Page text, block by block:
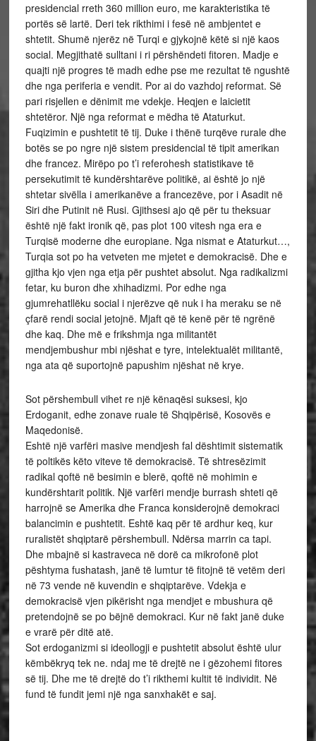
presidencial rreth 360 million euro, me karakteristika të
portës së lartë. Deri tek rikthimi i fesë në ambjentet e
shtetit. Shumë njerëz në Turqi e gjykojnë këtë si një kaos
social. Megjithatë sulltani i ri përshëndeti fitoren. Madje e
quajti një progres të madh edhe pse me rezultat të ngushtë
dhe nga periferia e vendit. Por ai do vazhdoj reformat. Së
pari risjellen e dënimit me vdekje. Heqjen e laicietit
shtetëror. Një nga reformat e mëdha të Ataturkut.
Fuqizimin e pushtetit të tij. Duke i thënë turqëve rurale dhe
botës se po ngre një sistem presidencial të tipit amerikan
dhe francez. Mirëpo po t’i referohesh statistikave të
persekutimit të kundërshtarëve politikë, ai është jo një
shtetar sivëlla i amerikanëve a francezëve, por i Asadit në
Siri dhe Putinit në Rusi. Gjithsesi ajo që për tu theksuar
është një fakt ironik që, pas plot 100 vitesh nga era e
Turqisë moderne dhe europiane. Nga nismat e Ataturkut…,
Turqia sot po ha vetveten me mjetet e demokracisë. Dhe e
gjitha kjo vjen nga etja për pushtet absolut. Nga radikalizmi
fetar, ku buron dhe xhihadizmi. Por edhe nga
gjumrehatllëku social i njerëzve që nuk i ha meraku se në
çfarë rendi social jetojnë. Mjaft që të kenë për të ngrënë
dhe kaq. Dhe më e frikshmja nga militantët
mendjembushur mbi njëshat e tyre, intelektualët militantë,
nga ata që suportojnë papushim njëshat në krye.
Sot përshembull vihet re një kënaqësi suksesi, kjo
Erdoganit, edhe zonave ruale të Shqipërisë, Kosovës e
Maqedonisë.
Eshtë një varfëri masive mendjesh fal dështimit sistematik
të poltikës këto viteve të demokracisë. Të shtresëzimit
radikal qoftë në besimin e blerë, qoftë në mohimin e
kundërshtarit politik. Një varfëri mendje burrash shteti që
harrojnë se Amerika dhe Franca konsiderojnë demokraci
balancimin e pushtetit. Eshtë kaq për të ardhur keq, kur
ruralistët shqiptarë përshembull. Ndërsa marrin ca tapi.
Dhe mbajnë si kastraveca në dorë ca mikrofonë plot
pështyma fushatash, janë të lumtur të fitojnë të vetëm deri
në 73 vende në kuvendin e shqiptarëve. Vdekja e
demokracisë vjen pikërisht nga mendjet e mbushura që
pretendojnë se po bëjnë demokraci. Kur në fakt janë duke
e vrarë për ditë atë.
Sot erdoganizmi si ideollogji e pushtetit absolut është ulur
këmbëkryq tek ne. ndaj me të drejtë ne i gëzohemi fitores
së tij. Dhe me të drejtë do t’i rikthemi kultit të individit. Në
fund të fundit jemi një nga sanxhakët e saj.